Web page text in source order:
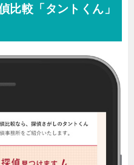
比較「タントくん」